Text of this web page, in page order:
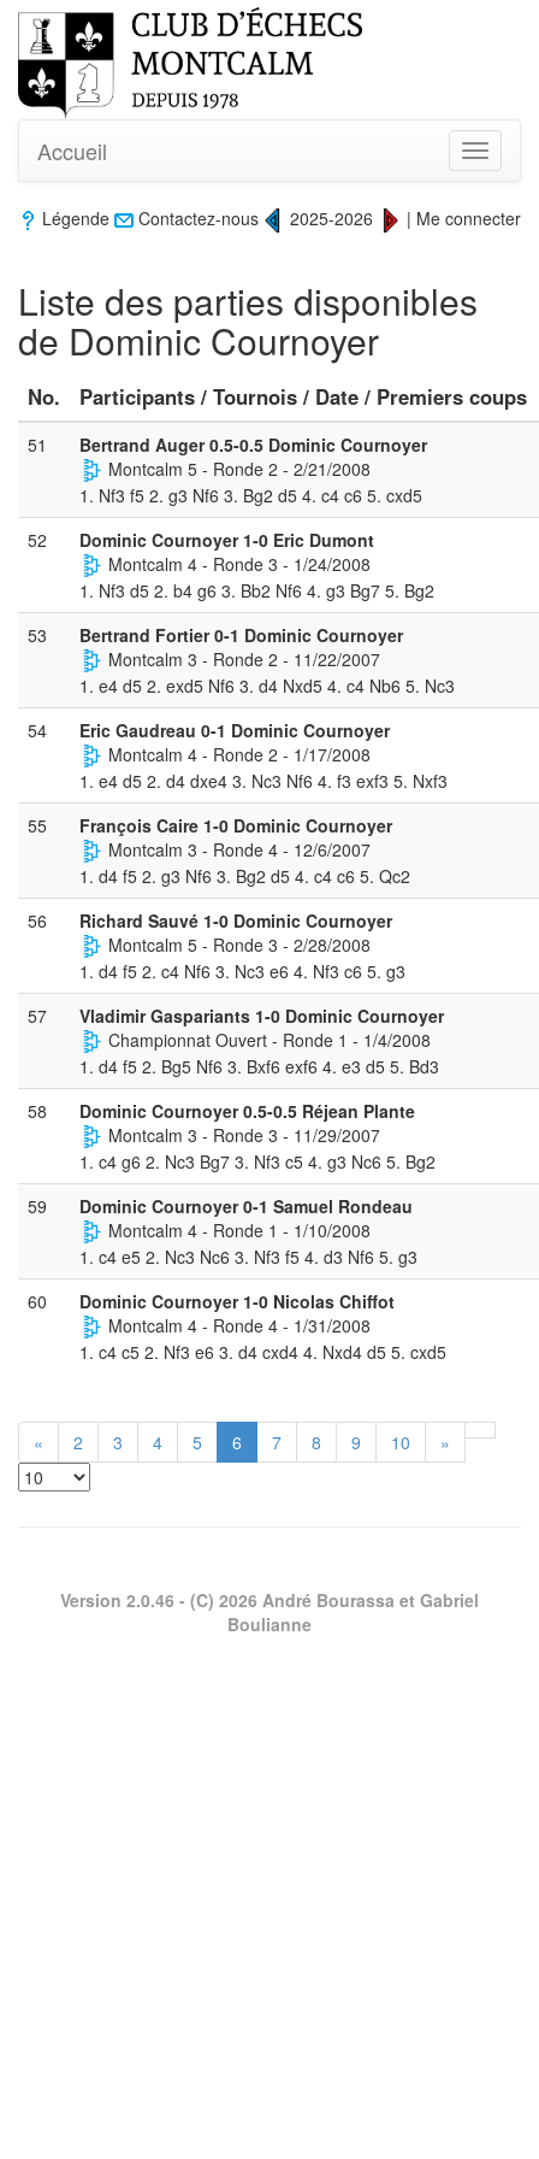
Toggle
Accueil
Légende Contactez-nous 2025-2026 | Me connecter
Liste des parties disponibles
de Dominic Cournoyer
No. Participants / Tournois / Date / Premiers coups
51
Bertrand Auger 0.5-0.5 Dominic Cournoyer
Montcalm 5 - Ronde 2 - 2/21/2008
1. Nf3 f5 2. g3 Nf6 3. Bg2 d5 4. c4 c6 5. cxd5
52
Dominic Cournoyer 1-0 Eric Dumont
Montcalm 4 - Ronde 3 - 1/24/2008
1. Nf3 d5 2. b4 g6 3. Bb2 Nf6 4. g3 Bg7 5. Bg2
53
Bertrand Fortier 0-1 Dominic Cournoyer
Montcalm 3 - Ronde 2 - 11/22/2007
1. e4 d5 2. exd5 Nf6 3. d4 Nxd5 4. c4 Nb6 5. Nc3
54
Eric Gaudreau 0-1 Dominic Cournoyer
Montcalm 4 - Ronde 2 - 1/17/2008
1. e4 d5 2. d4 dxe4 3. Nc3 Nf6 4. f3 exf3 5. Nxf3
55
François Caire 1-0 Dominic Cournoyer
Montcalm 3 - Ronde 4 - 12/6/2007
1. d4 f5 2. g3 Nf6 3. Bg2 d5 4. c4 c6 5. Qc2
56
Richard Sauvé 1-0 Dominic Cournoyer
Montcalm 5 - Ronde 3 - 2/28/2008
1. d4 f5 2. c4 Nf6 3. Nc3 e6 4. Nf3 c6 5. g3
57
Vladimir Gaspariants 1-0 Dominic Cournoyer
Championnat Ouvert - Ronde 1 - 1/4/2008
1. d4 f5 2. Bg5 Nf6 3. Bxf6 exf6 4. e3 d5 5. Bd3
58
Dominic Cournoyer 0.5-0.5 Réjean Plante
Montcalm 3 - Ronde 3 - 11/29/2007
1. c4 g6 2. Nc3 Bg7 3. Nf3 c5 4. g3 Nc6 5. Bg2
59
Dominic Cournoyer 0-1 Samuel Rondeau
Montcalm 4 - Ronde 1 - 1/10/2008
1. c4 e5 2. Nc3 Nc6 3. Nf3 f5 4. d3 Nf6 5. g3
60
Dominic Cournoyer 1-0 Nicolas Chiffot
Montcalm 4 - Ronde 4 - 1/31/2008
1. c4 c5 2. Nf3 e6 3. d4 cxd4 4. Nxd4 d5 5. cxd5
« 2 3 4 5 6 7 8 9 10 »
Version 2.0.46 - (C) 2026 André Bourassa et Gabriel
Boulianne